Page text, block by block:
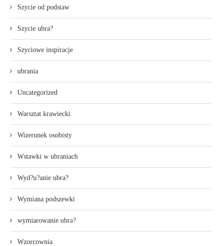
Szycie od podstaw
Szycie ubra?
Szyciowe inspiracje
ubrania
Uncategorized
Warsztat krawiecki
Wizerunek osobisty
Wstawki w ubraniach
Wyd?u?anie ubra?
Wymiana podszewki
wymiarowanie ubra?
Wzorcownia